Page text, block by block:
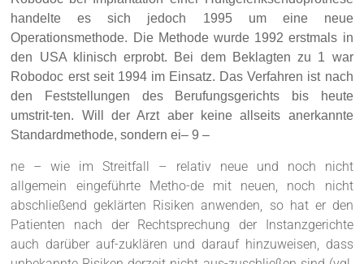
handelte es sich jedoch 1995 um eine neue
Operationsmethode. Die Methode wurde 1992 erstmals in
den USA klinisch erprobt. Bei dem Beklagten zu 1 war
Robodoc erst seit 1994 im Einsatz. Das Verfahren ist nach
den Feststellungen des Berufungsgerichts bis heute
umstrit-ten. Will der Arzt aber keine allseits anerkannte
Standardmethode, sondern ei– 9 –
ne – wie im Streitfall – relativ neue und noch nicht
allgemein eingeführte Metho-de mit neuen, noch nicht
abschließend geklärten Risiken anwenden, so hat er den
Patienten nach der Rechtsprechung der Instanzgerichte
auch darüber auf-zuklären und darauf hinzuweisen, dass